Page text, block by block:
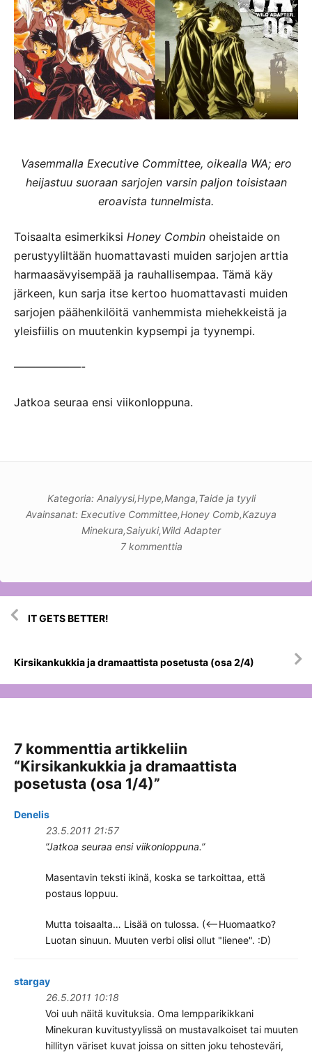
Vasemmalla Executive Committee, oikealla WA; ero
heijastuu suoraan sarjojen varsin paljon toisistaan
eroavista tunnelmista.
Toisaalta esimerkiksi Honey Combin oheistaide on
perustyyliltään huomattavasti muiden sarjojen arttia
harmaasävyisempää ja rauhallisempaa. Tämä käy
järkeen, kun sarja itse kertoo huomattavasti muiden
sarjojen päähenkilöitä vanhemmista miehekkeistä ja
yleisfiilis on muutenkin kypsempi ja tyynempi.
——————-
Jatkoa seuraa ensi viikonloppuna.
Kategoria: Analyysi,Hype,Manga,Taide ja tyyli
Avainsanat: Executive Committee,Honey Comb,Kazuya
Minekura,Saiyuki,Wild Adapter
7 kommenttia
selausIT GETS BETTER!
Kirsikankukkia ja dramaattista posetusta (osa 2/4)
7 kommenttia artikkeliin
“Kirsikankukkia ja dramaattista
posetusta (osa 1/4)”
Denelis
23.5.2011 21:57
”Jatkoa seuraa ensi viikonloppuna.”
Masentavin teksti ikinä, koska se tarkoittaa, että
postaus loppuu.
Mutta toisaalta… Lisää on tulossa. (<–Huomaatko?
Luotan sinuun. Muuten verbi olisi ollut "lienee". :D)
stargay
26.5.2011 10:18
Voi uuh näitä kuvituksia. Oma lempparikikkani
Minekuran kuvitustyylissä on mustavalkoiset tai muuten
hillityn väriset kuvat joissa on sitten joku tehosteväri,